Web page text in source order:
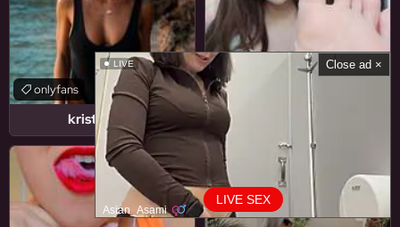
LIVE SEX
LIVE
Asian_Asami
Close ad ×
kristenheh
onlyfans
iamdorasnow